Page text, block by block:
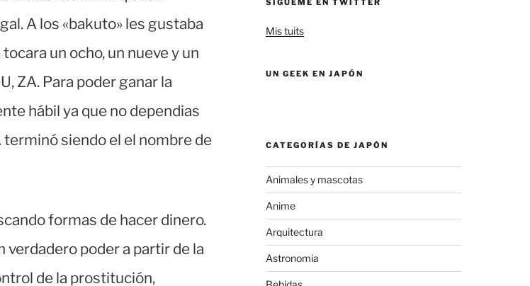
A los «bakuto» les gustaba
un ocho, un nueve y un
ZA. Para poder ganar la
hábil ya que no dependias
terminó siendo el el nombre de
formas de hacer dinero.
verdadero poder a partir de la
de la prostitución,
SÍGUEME EN TWITTER
Mis tuits
UN GEEK EN JAPÓN
CATEGORÍAS DE JAPÓN
Animales y mascotas
Anime
Arquitectura
Astronomia